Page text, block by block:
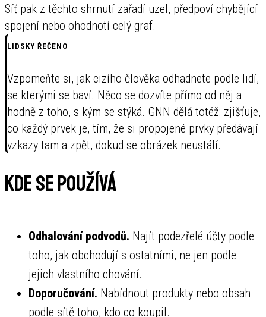
Síť pak z těchto shrnutí zařadí uzel, předpoví chybějící
spojení nebo ohodnotí celý graf.
LIDSKY ŘEČENO
Vzpomeňte si, jak cizího člověka odhadnete podle lidí,
se kterými se baví. Něco se dozvíte přímo od něj a
hodně z toho, s kým se stýká. GNN dělá totéž: zjišťuje,
co každý prvek je, tím, že si propojené prvky předávají
vzkazy tam a zpět, dokud se obrázek neustálí.
Kde se používá
Odhalování podvodů. Najít podezřelé účty podle
toho, jak obchodují s ostatními, ne jen podle
jejich vlastního chování.
Doporučování. Nabídnout produkty nebo obsah
podle sítě toho, kdo co koupil.